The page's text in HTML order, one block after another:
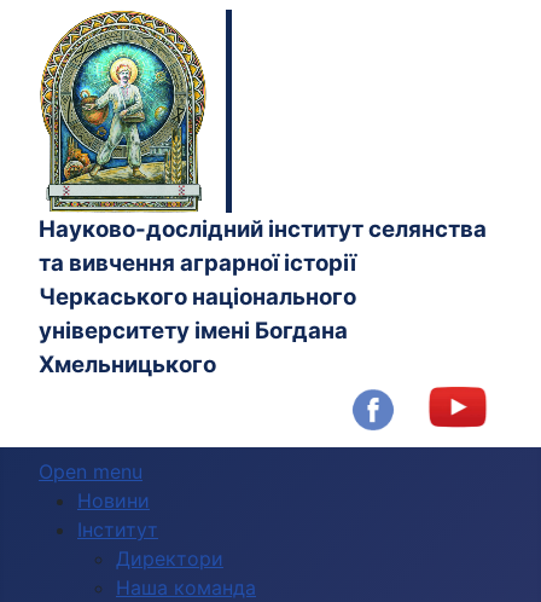
Науково-дослідний інститут селянства
та вивчення аграрної історії
Черкаського національного
університету імені Богдана
Хмельницького
Open menu
Новини
Інститут
Директори
Наша команда